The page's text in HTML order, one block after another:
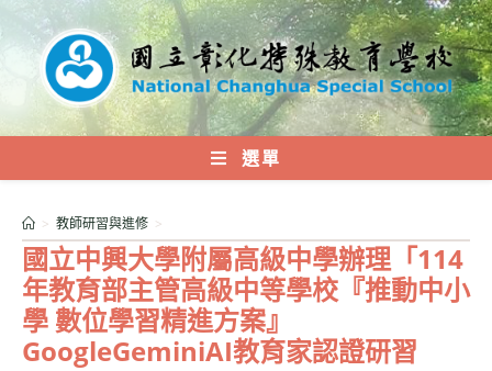
內
選單
國立中興大學附屬高級中學辦理「114
年教育部主管高級中等學校『推動中小
學 數位學習精進方案』
GoogleGeminiAI教育家認證研習
> 教師研習與進修 >